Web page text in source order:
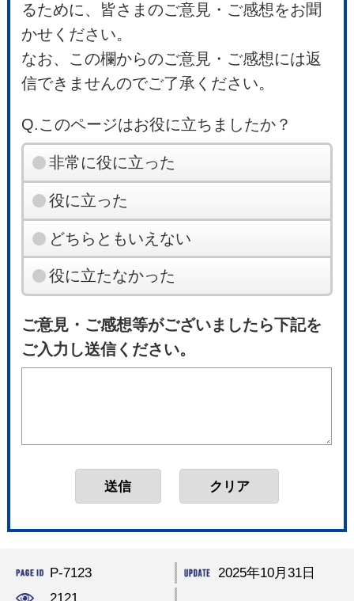
るために、皆さまのご意見・ご感想をお聞
かせください。
なお、この欄からのご意見・ご感想には返
信できませんのでご了承ください。
Q.このページはお役に立ちましたか？
非常に役に立った
役に立った
どちらともいえない
役に立たなかった
ご意見・ご感想等がございましたら下記を
ご入力し送信ください。
P-7123
2025年10月31日